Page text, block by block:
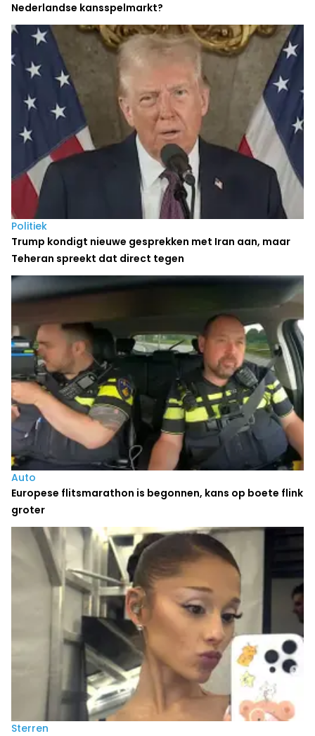
Nederlandse kansspelmarkt?
Politiek
Trump kondigt nieuwe gesprekken met Iran aan, maar
Teheran spreekt dat direct tegen
Auto
Europese flitsmarathon is begonnen, kans op boete flink
groter
Sterren